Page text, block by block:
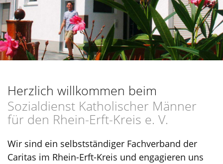
Herzlich willkommen beim
Sozialdienst Katholischer Männer
für den Rhein-Erft-Kreis e. V.
Wir sind ein selbstständiger Fachverband der
Caritas im Rhein-Erft-Kreis und engagieren uns